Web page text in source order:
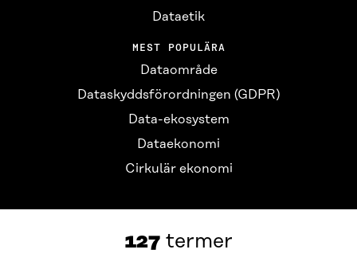
Dataetik
MEST POPULÄRA
Dataområde
Dataskyddsförordningen (GDPR)
Data-ekosystem
Dataekonomi
Cirkulär ekonomi
127termer